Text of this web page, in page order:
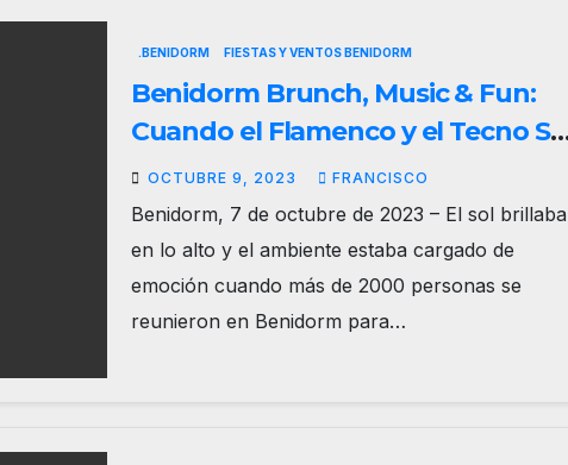
.BENIDORM FIESTAS Y VENTOS BENIDORM
Benidorm Brunch, Music & Fun:
Cuando el Flamenco y el Tecno Se
Unen en una Fiesta Épica
OCTUBRE 9, 2023 FRANCISCO
Benidorm, 7 de octubre de 2023 – El sol brillaba
en lo alto y el ambiente estaba cargado de
emoción cuando más de 2000 personas se
reunieron en Benidorm para…